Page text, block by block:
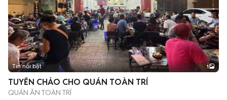
Tin nổi bật 1
TUYỂN CHẢO CHO QUÁN TOÀN TRÍ
QUÁN ĂN TOÀN TRÍ